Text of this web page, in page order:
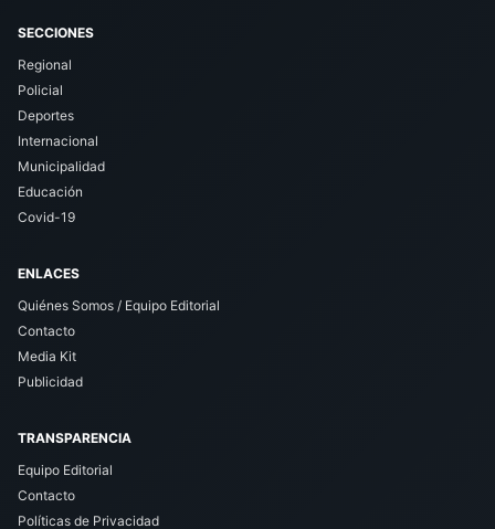
SECCIONES
Regional
Policial
Deportes
Internacional
Municipalidad
Educación
Covid-19
ENLACES
Quiénes Somos / Equipo Editorial
Contacto
Media Kit
Publicidad
TRANSPARENCIA
Equipo Editorial
Contacto
Políticas de Privacidad